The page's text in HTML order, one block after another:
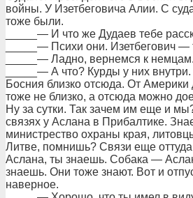
войны. У Изетбеговича Алии. С
тоже были.
_____— И что же Дудаев тебе
_____— Психи они. Изетбегович —
_____— Ладно, вернемся к немцам.
_____— А что? Курды у них
Босния близко отсюда. От Америки
тоже не близко, а отсюда можно
Ну за сутки. Так зачем им еще и
связях у Аслана в Прибалтике.
министрество охраны края,
Литве, помнишь? Связи еще
Аслана, ты знаешь. Собака —
знаешь. Они тоже знают. Вот и
наверное.